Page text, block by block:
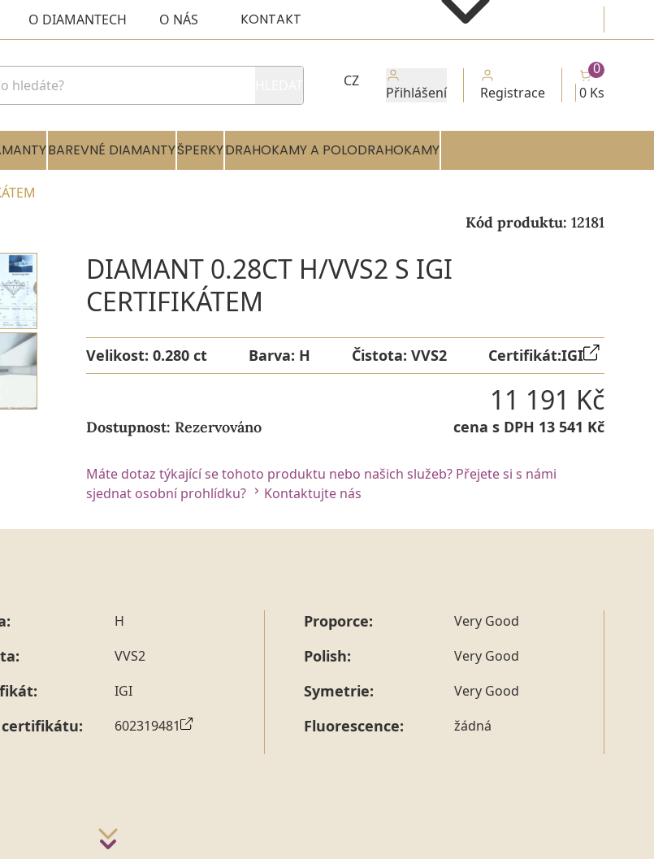
O DIAMANTECH O NÁS KONTAKT
CZ
Přihlášení Registrace 0 Ks
0
BAREVNÉ DIAMANTYŠPERKYDRAHOKAMY A POLODRAHOKAMY
Kód produktu: 12181
DIAMANT 0.28CT H/VVS2 S IGI
CERTIFIKÁTEM
Velikost: 0.280 ct Barva: H Čistota: VVS2 Certifikát:IGI
Dostupnost: Rezervováno
11 191 Kč
cena s DPH 13 541 Kč
Máte dotaz týkající se tohoto produktu nebo našich služeb? Přejete si s námi
sjednat osobní prohlídku?
Kontaktujte nás
H
VVS2
IGI
certifikátu: 602319481
Proporce: Very Good
Polish: Very Good
Symetrie: Very Good
Fluorescence: žádná